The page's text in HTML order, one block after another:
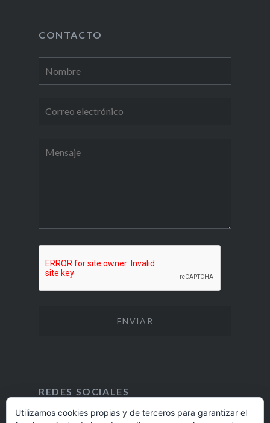
CONTACTO
REDES SOCIALES
Utilizamos cookies propias y de terceros para garantizar el